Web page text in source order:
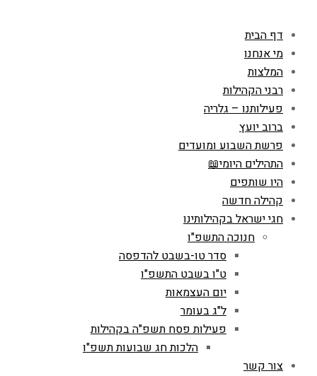
דף הבית
מי אנחנו
המלצות
רבני הקהילות
פעילותנו – גלריה
ברוב יועץ
פרשת השבוע ומועדים
התהילים היומי📖
היו שותפים
קהילה חדשה
חגי ישראל בקהילותינו
חנוכה התשפ"ו
סדר טו-בשבט להדפסה
ט"ו בשבט התשפ"ו
יום העצמאות
ל"ג בעומר
פעילות פסח תשפ"ה בקהילות
הלכות חג שבועות תשפ"ו
צור קשר